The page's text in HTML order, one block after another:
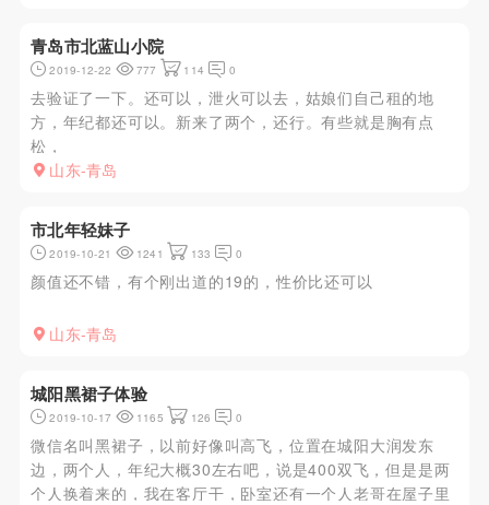
青岛市北蓝山小院
2019-12-22 777 114 0
去验证了一下。还可以，泄火可以去，姑娘们自己租的地
方，年纪都还可以。新来了两个，还行。有些就是胸有点
松，
山东-青岛
市北年轻妹子
2019-10-21 1241 133 0
颜值还不错，有个刚出道的19的，性价比还可以
山东-青岛
城阳黑裙子体验
2019-10-17 1165 126 0
微信名叫黑裙子，以前好像叫高飞，位置在城阳大润发东
边，两个人，年纪大概30左右吧，说是400双飞，但是是两
个人换着来的，我在客厅干，卧室还有一个人老哥在屋子里